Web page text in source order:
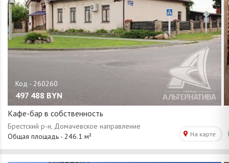
497 488 BYN
Кафе-бар в собственность